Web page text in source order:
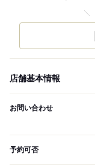
店舗基本情報
お問い合わせ
予約可否